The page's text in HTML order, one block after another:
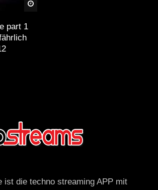
part 1
ist die techno streaming APP mit